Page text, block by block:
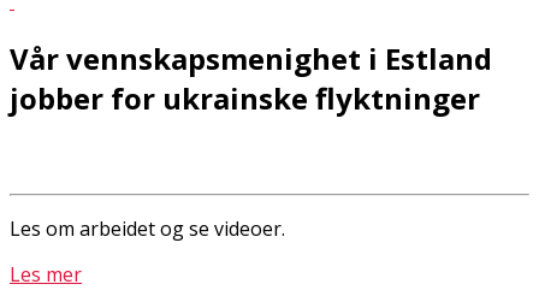
Vår vennskapsmenighet i Estland
jobber for ukrainske flyktninger
Les om arbeidet og se videoer.
Les mer